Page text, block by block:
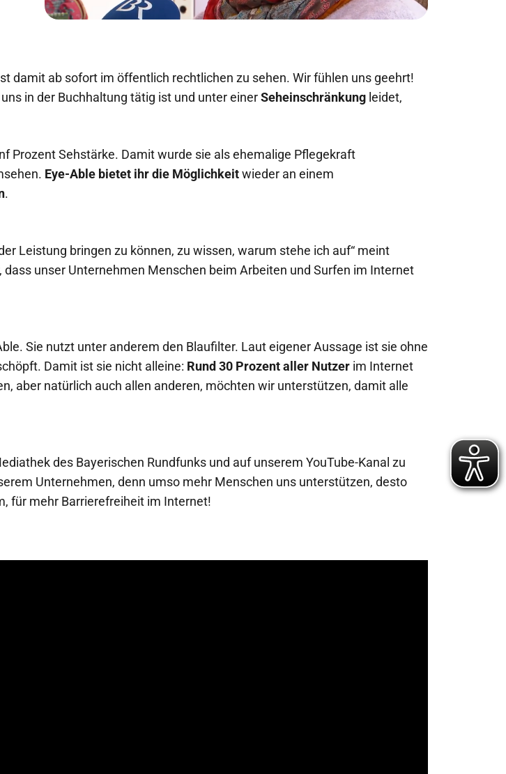
damit ab sofort im öffentlich rechtlichen zu sehen. Wir fühlen uns geehrt!
uns in der Buchhaltung tätig ist und unter einer Seheinschränkung leidet,
Prozent Sehstärke. Damit wurde sie als ehemalige Pflegekraft
Eye-Able bietet ihr die Möglichkeit wieder an einem
.
Leistung bringen zu können, zu wissen, warum stehe ich auf“ meint
unser Unternehmen Menschen beim Arbeiten und Surfen im Internet
Sie nutzt unter anderem den Blaufilter. Laut eigener Aussage ist sie ohne
Damit ist sie nicht alleine: Rund 30 Prozent aller Nutzer im Internet
aber natürlich auch allen anderen, möchten wir unterstützen, damit alle
des Bayerischen Rundfunks und auf unserem YouTube-Kanal zu
Unternehmen, denn umso mehr Menschen uns unterstützen, desto
für mehr Barrierefreiheit im Internet!